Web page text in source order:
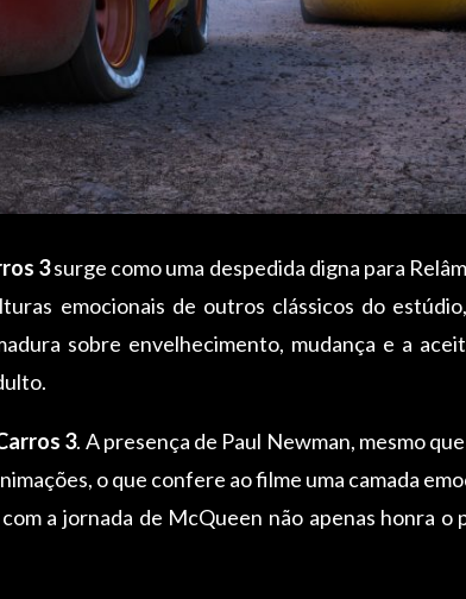
3surge como uma despedida digna para
emocionais de outros clássicos do
sobre envelhecimento, mudança e a
3. A presença de Paul Newman, mesmo
o que confere ao filme uma camada
a jornada de McQueen não apenas honra o